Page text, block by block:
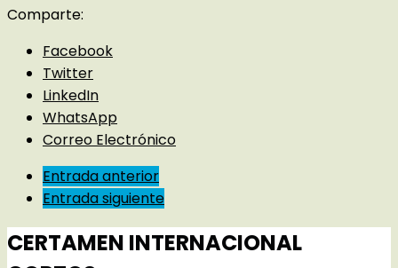
Comparte:
Facebook
Twitter
LinkedIn
WhatsApp
Correo Electrónico
Entrada anterior
Entrada siguiente
CERTAMEN INTERNACIONAL